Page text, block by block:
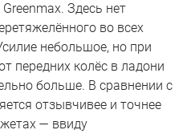
Здесь нет
во всех
небольшое, но при
передних колёс в ладони
больше. В сравнении с
отзывчивее и точнее
— ввиду